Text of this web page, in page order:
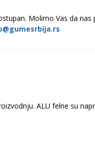
Molimo Vas da nas
ALU felne su